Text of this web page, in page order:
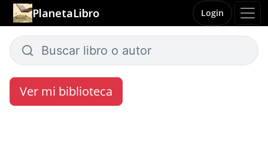
PlanetaLibro Login
Ver mi biblioteca